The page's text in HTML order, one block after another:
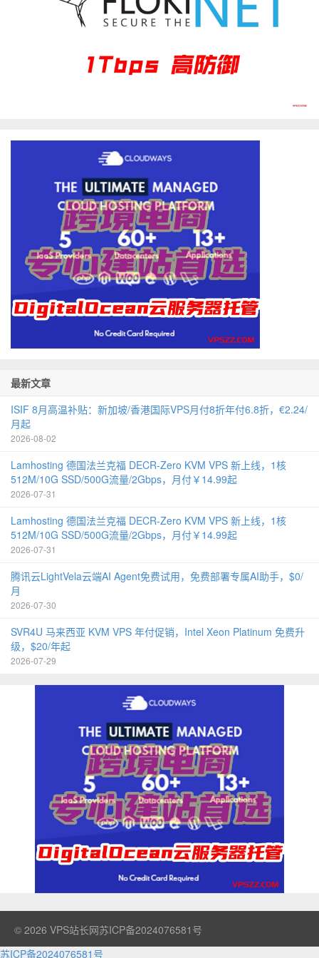
最新文章
ISIF 8月高温补贴：新加坡/香港国际VPS月付8折年付6.8折，€2.24/
月起
2026-08-02
Lamhosting 德国法兰克福 DECR-Zero KVM VPS 新上线，1核
512M/10G SSD/500G流量/2Gbps，月付￥14.99起
2026-07-31
Lamhosting 德国法兰克福 DECR-Zero KVM VPS 新上线，1核
512M/10G SSD/500G流量/2Gbps，月付￥14.99起
2026-07-31
腾讯云LightVela云端AI Agent免费试用，免费部署专属AI助手，$0/
月
2026-07-30
SVR4U 马来西亚 KVM VPS 年付促销，Intel Xeon Platinum 免费升
级，$20/年起
2026-07-29
© 2026 VPS站长网苏ICP备2024076581号
苏ICP备2024076581号